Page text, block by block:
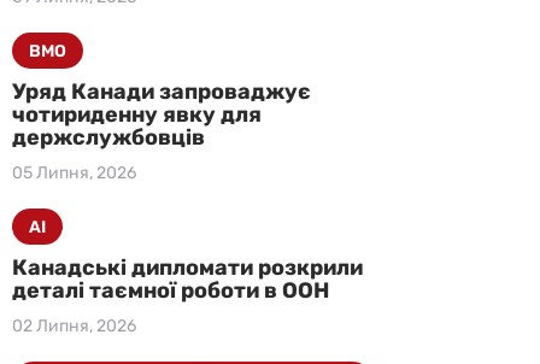
Уряд Канади запроваджує
чотириденну явку для
держслужбовців
05 Липня, 2026
BMO
Канадські дипломати розкрили
деталі таємної роботи в ООН
02 Липня, 2026
AI